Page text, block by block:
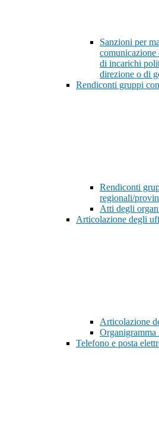
Sanzioni per
comunicazione
di incarichi
direzione o di
Rendiconti gruppi
Rendiconti
regionali/
Atti degli
Articolazione degli
Articolazione
Organigramma
Telefono e posta